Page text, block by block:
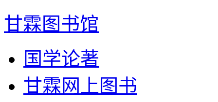
甘霖图书馆
国学论著
甘霖网上图书